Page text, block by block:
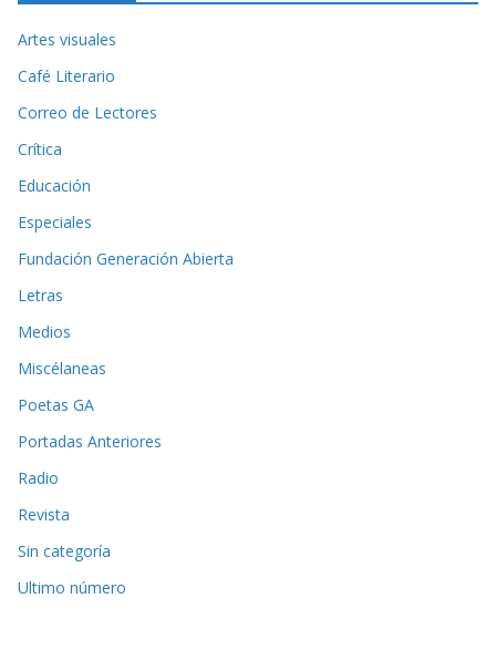
Artes visuales
Café Literario
Correo de Lectores
Crítica
Educación
Especiales
Fundación Generación Abierta
Letras
Medios
Miscélaneas
Poetas GA
Portadas Anteriores
Radio
Revista
Sin categoría
Ultimo número